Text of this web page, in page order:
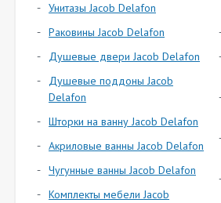
Унитазы Jacob Delafon
Раковины Jacob Delafon
Душевые двери Jacob Delafon
Душевые поддоны Jacob
Delafon
Шторки на ванну Jacob Delafon
Акриловые ванны Jacob Delafon
Чугунные ванны Jacob Delafon
Комплекты мебели Jacob